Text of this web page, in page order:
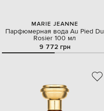
MARIE JEANNE
Парфюмерная вода Au Pied Du
Rosier 100 мл
9 772 грн